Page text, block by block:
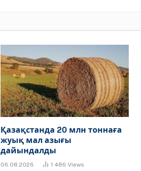
Қазақстанда 20 млн тоннаға
жуық мал азығы
дайындалды
06.08.2026 1 486 Views